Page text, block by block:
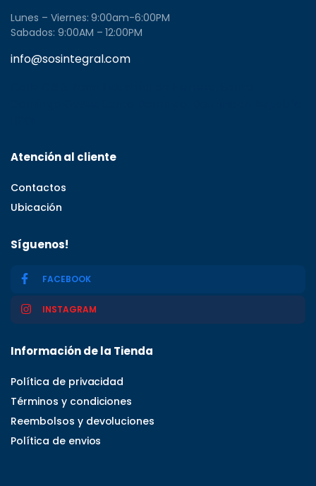
Lunes – Viernes: 9:00am-6:00PM
Sabados: 9:00AM – 12:00PM
info@sosintegral.com
Atención al cliente
Contactos
Ubicación
Síguenos!
FACEBOOK
INSTAGRAM
Información de la Tienda
Política de privacidad
Términos y condiciones
Reembolsos y devoluciones
Política de envios